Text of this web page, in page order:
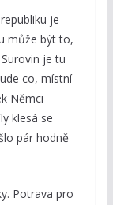
je
může být to,
je tu
co, místní
Němci
klesá se
pár hodně
Potrava pro